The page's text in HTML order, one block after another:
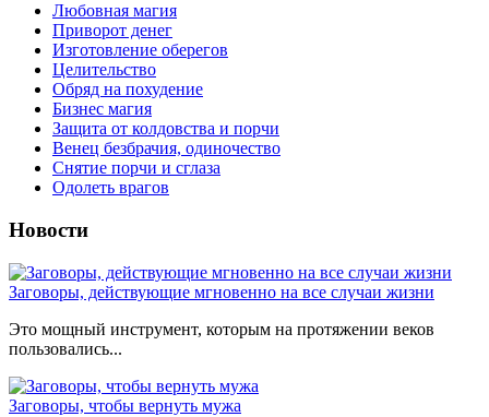
Любовная магия
Приворот денег
Изготовление оберегов
Целительство
Обряд на похудение
Бизнес магия
Защита от колдовства и порчи
Венец безбрачия, одиночество
Снятие порчи и сглаза
Одолеть врагов
Новости
Заговоры, действующие мгновенно на все случаи жизни
Это мощный инструмент, которым на протяжении веков
пользовались...
Заговоры, чтобы вернуть мужа